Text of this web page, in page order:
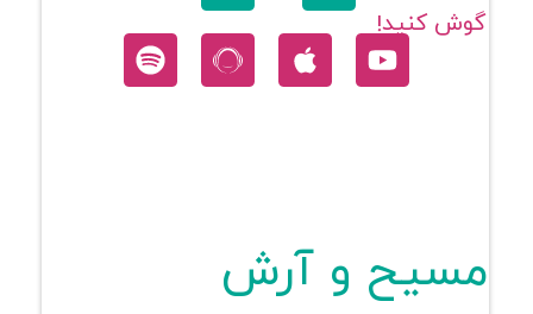
گوش کنید!
مسیح و آرش